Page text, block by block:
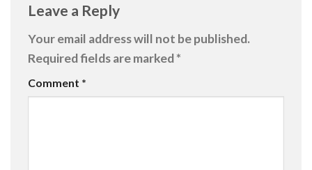
Leave a Reply
Your email address will not be published.
Required fields are marked*
Comment *